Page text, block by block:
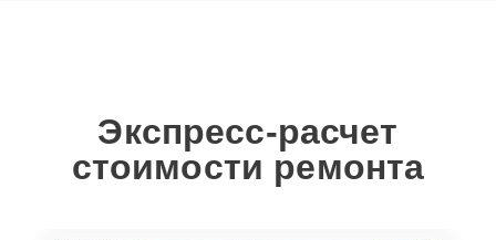
Экспресс-расчет
стоимости ремонта